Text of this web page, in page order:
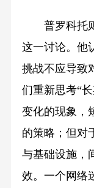
普罗科托则
这一讨论。他
挑战不应导致
们重新思考“
变化的现象，
的策略；但对
与基础设施，
效。一个网络